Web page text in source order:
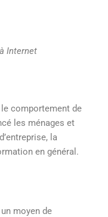
Internet
comportement de
les ménages et
la
en général.
moyen de